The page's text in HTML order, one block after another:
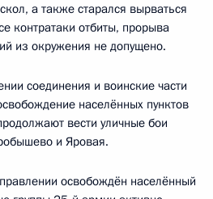
а также старался вырваться
контратаки отбиты, прорыва
из окружения не допущено.
соединения и воинские части
населённых пунктов
вести уличные бои
и Яровая.
освобождён населённый